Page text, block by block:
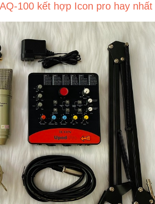
100 kết hợp Icon pro hay nhất